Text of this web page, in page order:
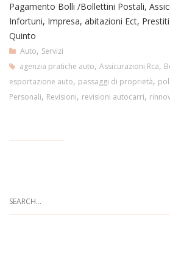
Pagamento Bolli /Bollettini Postali,
Infortuni, Impresa, abitazioni Ect,
Quinto
Auto, Servizi
agenzia pratiche auto, Assicurazioni Rca,
esportazione auto, passaggi di proprietà,
Personali, Revisioni, revisioni autocarri,